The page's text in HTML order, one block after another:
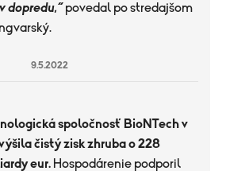
dopredu,“povedal po stredajšom
9.5.2022
spoločnosť BioNTech v
čistý zisk zhruba o 228
eur. Hospodárenie podporil